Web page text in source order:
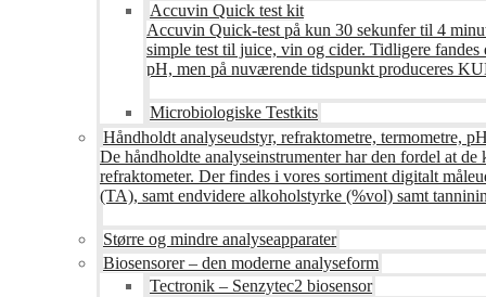
Accuvin Quick test kit
Accuvin Quick-test på kun 30 sekunfer til 4
simple test til juice, vin og cider. Tidligere
pH, men på nuværende tidspunkt produceres
Microbiologiske Testkits
Håndholdt analyseudstyr, refraktometre, termometre,
De håndholdte analyseinstrumenter har den fordel at
refraktometer. Der findes i vores sortiment digitalt
(TA), samt endvidere alkoholstyrke (%vol) samt
Større og mindre analyseapparater
Biosensorer – den moderne analyseform
Tectronik – Senzytec2 biosensor